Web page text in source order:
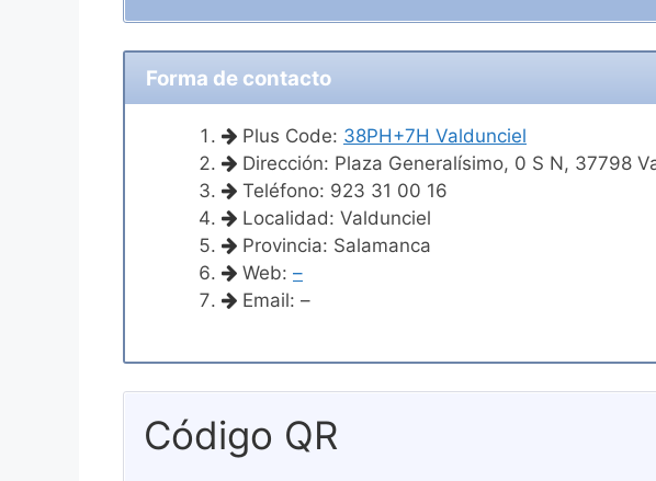
Forma de contacto
Plus Code: 38PH+7H Valdunciel
Dirección: Plaza Generalísimo, 0 S N, 37798
Teléfono: 923 31 00 16
Localidad: Valdunciel
Provincia: Salamanca
Web: –
Email: –
Código QR